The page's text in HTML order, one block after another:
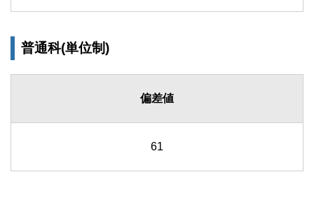
普通科(単位制)
偏差値
61